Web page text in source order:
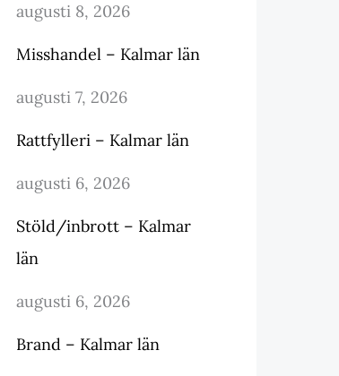
augusti 8, 2026
Misshandel – Kalmar län
augusti 7, 2026
Rattfylleri – Kalmar län
augusti 6, 2026
Stöld/inbrott – Kalmar
län
augusti 6, 2026
Brand – Kalmar län